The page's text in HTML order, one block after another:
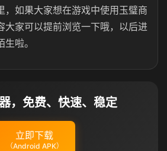
，如果大家想在游戏中使用玉璧商
大家可以提前浏览一下哦，以后进
啦。
，免费、快速、稳定
立即下载
（Android APK）